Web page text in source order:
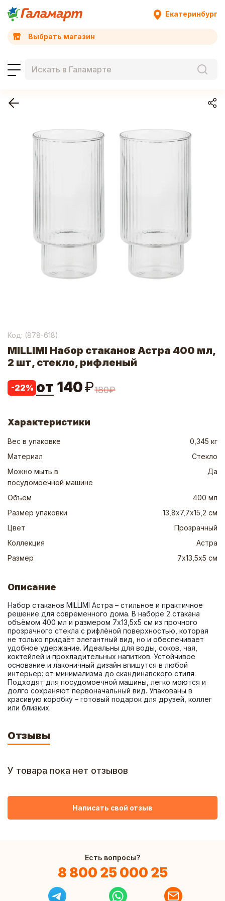
Екатеринбург
Выбрать магазин
Код: (878-618)
MILLIMI Набор стаканов Астра 400 мл,
2 шт, стекло, рифленый
-22% от 140₽180₽
Характеристики
Вес в упаковке
0,345 кг
Материал
Стекло
Можно мыть в
посудомоечной машине
Да
Объем
400 мл
Размер упаковки
13,8х7,7х15,2 см
Цвет
Прозрачный
Коллекция
Астра
Размер
7х13,5х5 см
Описание
Набор стаканов MILLIMI Астра – стильное и практичное
решение для современного дома. В наборе 2 стакана
объёмом 400 мл и размером 7х13,5х5 см из прочного
прозрачного стекла с рифлёной поверхностью, которая
не только придаёт элегантный вид, но и обеспечивает
удобное удержание. Идеальны для воды, соков, чая,
коктейлей и прохладительных напитков. Устойчивое
основание и лаконичный дизайн впишутся в любой
интерьер: от минимализма до скандинавского стиля.
Подходят для посудомоечной машины, легко моются и
долго сохраняют первоначальный вид. Упакованы в
красивую коробку – готовый подарок для друзей, коллег
или близких.
Отзывы
У товара пока нет отзывов
Написать свой отзыв
Есть вопросы?
8 800 25 000 25